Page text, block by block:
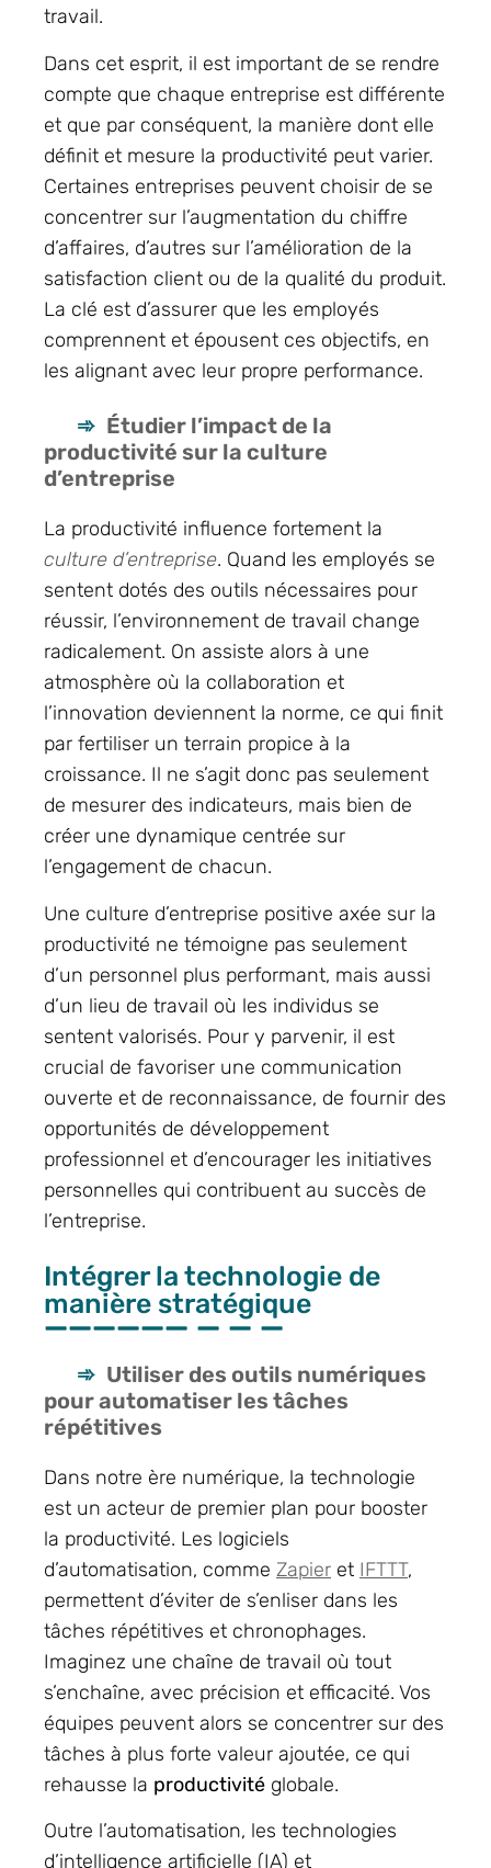
travail.
Dans cet esprit, il est important de se rendre
compte que chaque entreprise est différente
et que par conséquent, la manière dont elle
définit et mesure la productivité peut varier.
Certaines entreprises peuvent choisir de se
concentrer sur l’augmentation du chiffre
d’affaires, d’autres sur l’amélioration de la
satisfaction client ou de la qualité du produit.
La clé est d’assurer que les employés
comprennent et épousent ces objectifs, en
les alignant avec leur propre performance.
Étudier l’impact de la
productivité sur la culture
d’entreprise
La productivité influence fortement la
culture d’entreprise. Quand les employés se
sentent dotés des outils nécessaires pour
réussir, l’environnement de travail change
radicalement. On assiste alors à une
atmosphère où la collaboration et
l’innovation deviennent la norme, ce qui finit
par fertiliser un terrain propice à la
croissance. Il ne s’agit donc pas seulement
de mesurer des indicateurs, mais bien de
créer une dynamique centrée sur
l’engagement de chacun.
Une culture d’entreprise positive axée sur la
productivité ne témoigne pas seulement
d’un personnel plus performant, mais aussi
d’un lieu de travail où les individus se
sentent valorisés. Pour y parvenir, il est
crucial de favoriser une communication
ouverte et de reconnaissance, de fournir des
opportunités de développement
professionnel et d’encourager les initiatives
personnelles qui contribuent au succès de
l’entreprise.
Intégrer la technologie de
manière stratégique
Utiliser des outils numériques
pour automatiser les tâches
répétitives
Dans notre ère numérique, la technologie
est un acteur de premier plan pour booster
la productivité. Les logiciels
d’automatisation, comme Zapier et IFTTT,
permettent d’éviter de s’enliser dans les
tâches répétitives et chronophages.
Imaginez une chaîne de travail où tout
s’enchaîne, avec précision et efficacité. Vos
équipes peuvent alors se concentrer sur des
tâches à plus forte valeur ajoutée, ce qui
rehausse la productivité globale.
Outre l’automatisation, les technologies
d’intelligence artificielle (IA) et